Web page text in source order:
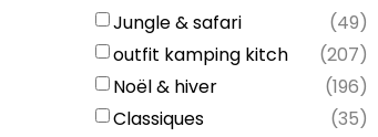
Jungle & safari (49)
outfit kamping kitch
(207)
Noël & hiver
(196)
Classiques
(35)